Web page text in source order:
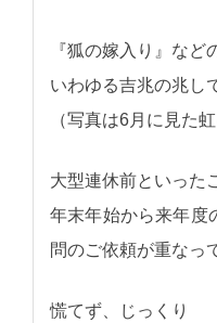
『狐の嫁入り』な
いわゆる吉兆の兆し
（写真は6月に見た
大型連休前といった
年末年始から来年度
問のご依頼が重なっ
慌てず、じっくり